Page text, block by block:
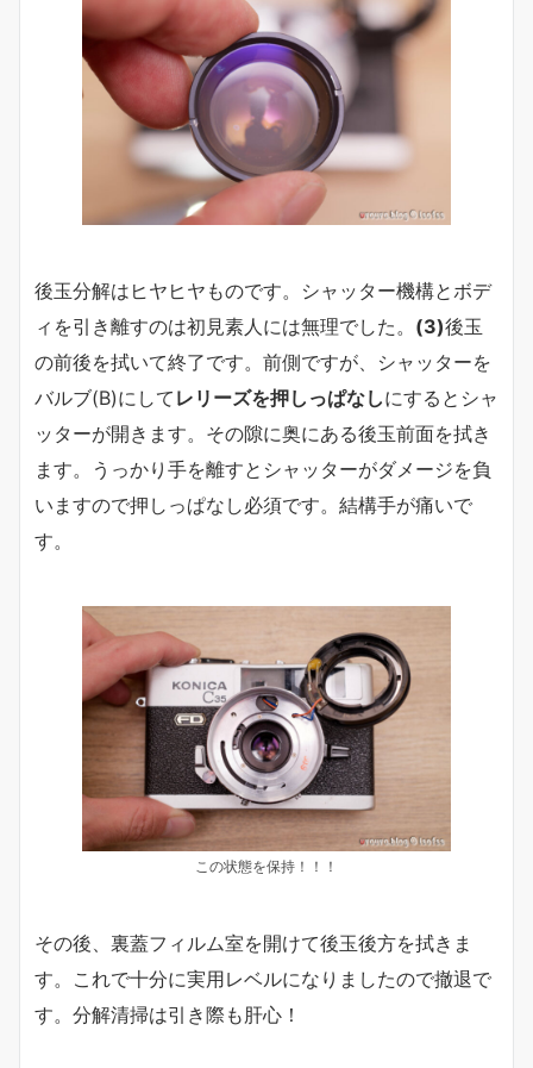
後玉分解はヒヤヒヤものです。シャッター機構とボデ
ィを引き離すのは初見素人には無理でした。 (3)後玉
の前後を拭いて終了です。前側ですが、シャッターを
バルブ(B)にして レリーズを押しっぱなしにするとシャ
ッターが開きます。その隙に奥にある後玉前面を拭き
ます。うっかり手を離すとシャッターがダメージを負
いますので押しっぱなし必須です。結構手が痛いで
す。
この状態を保持！！！
その後、裏蓋フィルム室を開けて後玉後方を拭きま
す。これで十分に実用レベルになりましたので撤退で
す。分解清掃は引き際も肝心！